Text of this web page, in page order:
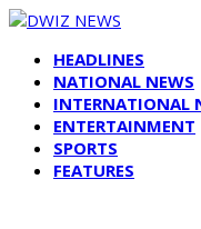
HEADLINES
NATIONAL NEWS
INTERNATIONAL
ENTERTAINMENT
SPORTS
FEATURES